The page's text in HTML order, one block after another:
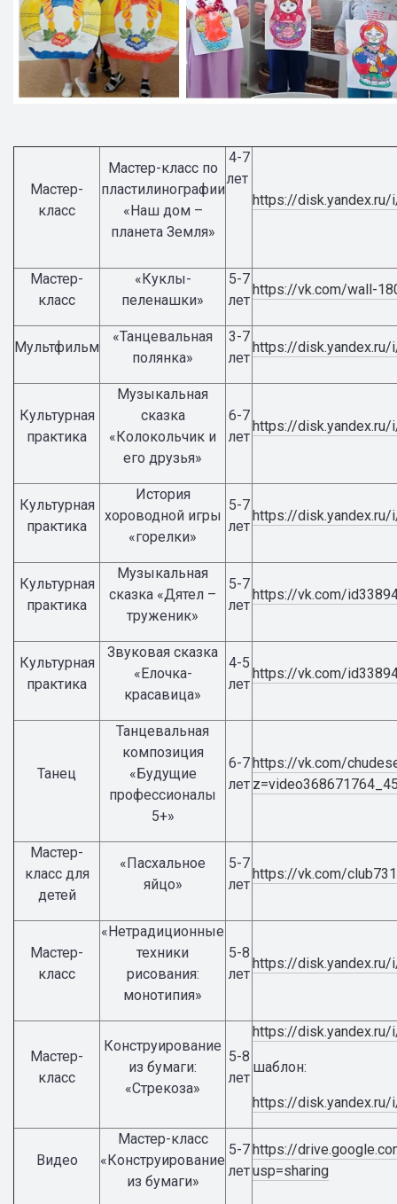
Мастер-
класс
Мастер-класс по
пластилинографии
«Наш дом –
планета Земля»
4-7
лет
https://
Мастер-
класс
«Куклы-
пеленашки»
5-7
лет
https://vk.com/wall-
Мультфильм
«Танцевальная
полянка»
3-7
лет
https://disk.yandex.ru/
Культурная
практика
Музыкальная
сказка
«Колокольчик и
его друзья»
6-7
лет
https://disk.yandex.ru/
Культурная
практика
История
хороводной игры
«горелки»
5-7
лет
https://disk.yandex.ru/
Культурная
практика
Музыкальная
сказка «Дятел –
труженик»
5-7
лет
https://vk.com/
Культурная
практика
Звуковая сказка
«Елочка-
красавица»
4-5
лет
https://vk.com/
Танец
Танцевальная
композиция
«Будущие
профессионалы
5+»
6-7
лет
https://vk.com/
Мастер-
класс для
детей
«Пасхальное
яйцо»
5-7
лет
https://vk.com/
Мастер-
класс
«Нетрадиционные
техники
рисования:
монотипия»
5-8
лет
https://
Мастер-
класс
Конструирование
из бумаги:
«Стрекоза»
5-8
лет
https://
шаблон:
https://
Видео
Мастер-класс
«Конструирование
из бумаги»
5-7
лет
https://
usp=sharing